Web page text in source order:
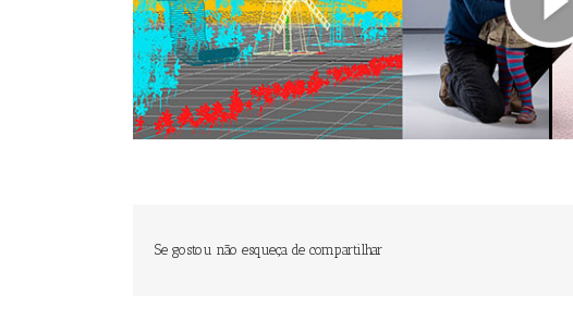
Se gostou não esqueça de compartilhar